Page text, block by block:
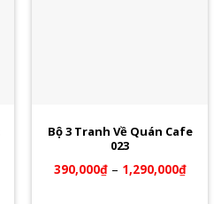
Bộ 3 Tranh Về Quán Cafe
023
390,000₫– 1,290,000₫